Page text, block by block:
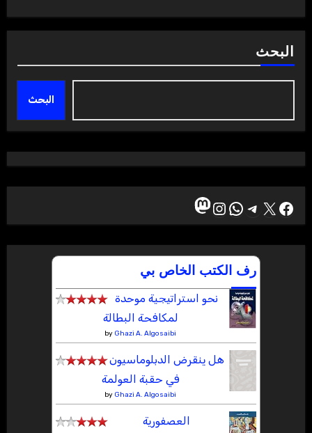
البحث
البحث
فيسبوك
إكستيليجرام
واتساب
إنستجرام
ماستودون
رف الكتب الخاص بي
نحو استراتيجية موحدة
لمكافحة البطالة
by Ghazi A. Algosaibi
هل ينقرض الدبلوماسيون
في حقبة العولمة
by Ghazi A. Algosaibi
العصفورية